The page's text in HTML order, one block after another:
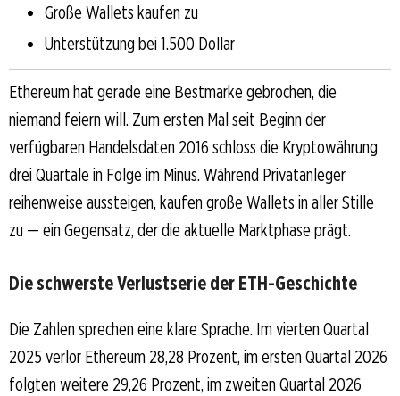
Große Wallets kaufen zu
Unterstützung bei 1.500 Dollar
Ethereum hat gerade eine Bestmarke gebrochen, die
niemand feiern will. Zum ersten Mal seit Beginn der
verfügbaren Handelsdaten 2016 schloss die Kryptowährung
drei Quartale in Folge im Minus. Während Privatanleger
reihenweise aussteigen, kaufen große Wallets in aller Stille
zu — ein Gegensatz, der die aktuelle Marktphase prägt.
Die schwerste Verlustserie der ETH-Geschichte
Die Zahlen sprechen eine klare Sprache. Im vierten Quartal
2025 verlor Ethereum 28,28 Prozent, im ersten Quartal 2026
folgten weitere 29,26 Prozent, im zweiten Quartal 2026